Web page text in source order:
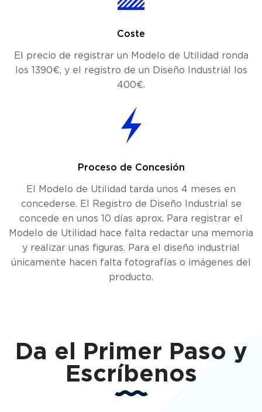
Coste
El precio de registrar un Modelo de Utilidad ronda
los 1390€, y el registro de un Diseño Industrial los
400€.
Proceso de Concesión
El Modelo de Utilidad tarda unos 4 meses en
concederse. El Registro de Diseño Industrial se
concede en unos 10 días aprox. Para registrar el
Modelo de Utilidad hace falta redactar una memoria
y realizar unas figuras. Para el diseño industrial
únicamente hacen falta fotografías o imágenes del
producto.
Da el Primer Paso y
Escríbenos